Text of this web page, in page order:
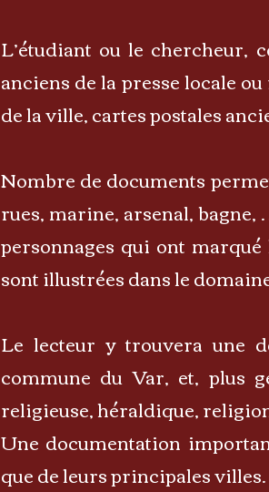
L’étudiant ou le chercheur,
anciens de la presse locale
de la ville, cartes postales
Nombre de documents
rues, marine, arsenal,
personnages qui ont
sont illustrées dans le
Le lecteur y trouvera une
commune du Var, et, plus
religieuse, héraldique,
Une documentation
que de leurs principales villes.